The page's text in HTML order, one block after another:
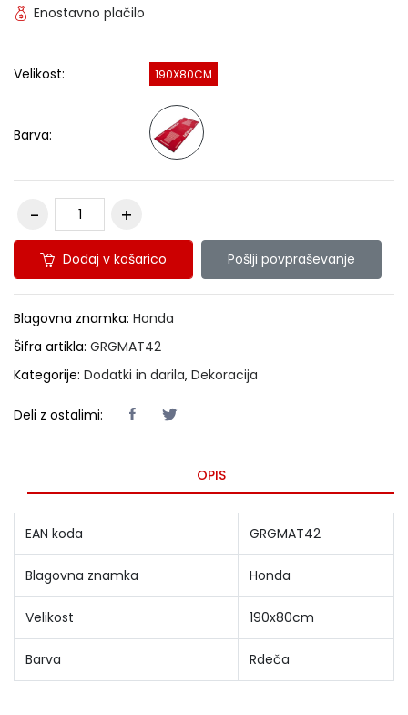
Enostavno plačilo
Velikost: 190X80CM
Barva:
Dodaj v košarico Pošlji povpraševanje
Blagovna znamka: Honda
Šifra artikla: GRGMAT42
Kategorije: Dodatki in darila, Dekoracija
Deli z ostalimi:
OPIS
EAN koda GRGMAT42
Blagovna znamka Honda
Velikost 190x80cm
Barva Rdeča